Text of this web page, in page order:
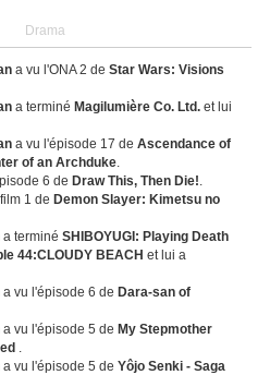
Drama
a vu l'ONA 2 deStar Wars: Visions
a terminé Magilumière Co. Ltd. et lui
a vu l'épisode 17 deAscendance of
of an Archduke.
6 de Draw This, Then Die!.
1 de Demon Slayer: Kimetsu no
a terminéSHIBOYUGI: Playing Death
44:CLOUDY BEACH et lui a
a vu l'épisode 6 de Dara-san of
a vu l'épisode 5 de My Stepmother
.
a vu l'épisode 5 deYôjo Senki - Saga